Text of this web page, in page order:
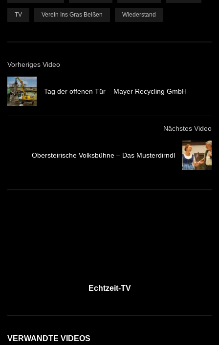
TV Verein Ins Gras Beißen Wiederstand
Vorheriges Video
Tag der offenen Tür – Mayer Recycling GmbH
Nächstes Video
Obersteirische Volksbühne – Das Musterdirndl
Echtzeit-TV
VERWANDTE VIDEOS